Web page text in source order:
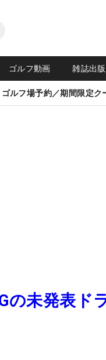
ゴルフ動画 雑誌出版
ゴルフ場予約／期間限定ク
の未発表ド